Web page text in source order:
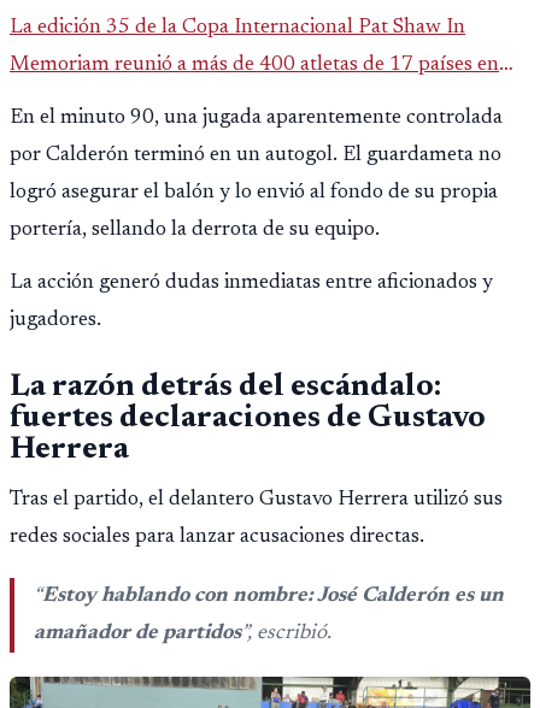
La edición 35 de la Copa Internacional Pat Shaw In
Memoriam reunió a más de 400 atletas de 17 países en
Guatemala y dejó una participación destacada de la
delegación nacional, según el balance oficial de CDAG.
En el minuto 90, una jugada aparentemente controlada
por Calderón terminó en un autogol. El guardameta no
logró asegurar el balón y lo envió al fondo de su propia
portería, sellando la derrota de su equipo.
La acción generó dudas inmediatas entre aficionados y
jugadores.
La razón detrás del escándalo:
fuertes declaraciones de Gustavo
Herrera
Tras el partido, el delantero Gustavo Herrera utilizó sus
redes sociales para lanzar acusaciones directas.
“Estoy hablando con nombre: José Calderón es un
amañador de partidos”, escribió.